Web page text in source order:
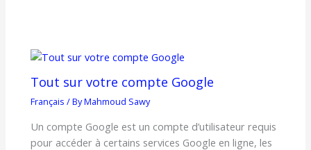
Tout sur votre compte Google
Français / ByMahmoud Sawy
Un compte Google est un compte d’utilisateur requis
pour accéder à certains services Google en ligne, les